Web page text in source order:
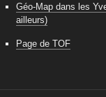
Géo-Map dans les
ailleurs)
Page de TOF